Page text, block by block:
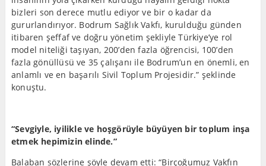
bizleri son derece mutlu ediyor ve bir o kadar da
gururlandırıyor. Bodrum Sağlık Vakfı, kurulduğu günden
itibaren şeffaf ve doğru yönetim şekliyle Türkiye’ye rol
model niteliği taşıyan, 200’den fazla öğrencisi, 100’den
fazla gönüllüsü ve 35 çalışanı ile Bodrum’un en önemli, en
anlamlı ve en başarılı Sivil Toplum Projesidir.” şeklinde
konuştu.
“Sevgiyle, iyilikle ve hoşgörüyle büyüyen bir toplum inşa
etmek hepimizin elinde.”
Balaban sözlerine şöyle devam etti: “Birçoğumuz Vakfın